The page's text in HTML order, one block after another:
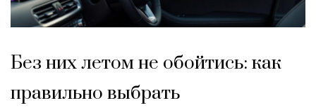
Без них летом не обойтись: как
правильно выбрать